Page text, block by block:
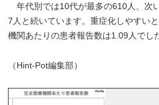
年代別では10代が最多の610人、次
7人と続いています。重症化しやすい
機関あたりの患者報告数は1.09人でし
（Hint-Pot編集部）